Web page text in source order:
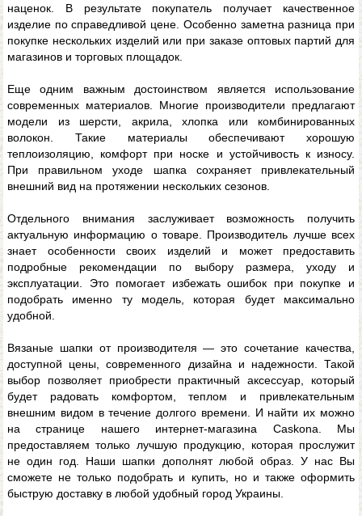
наценок. В результате покупатель получает качественное
изделие по справедливой цене. Особенно заметна разница при
покупке нескольких изделий или при заказе оптовых партий для
магазинов и торговых площадок.
Еще одним важным достоинством является использование
современных материалов. Многие производители предлагают
модели из шерсти, акрила, хлопка или комбинированных
волокон. Такие материалы обеспечивают хорошую
теплоизоляцию, комфорт при носке и устойчивость к износу.
При правильном уходе шапка сохраняет привлекательный
внешний вид на протяжении нескольких сезонов.
Отдельного внимания заслуживает возможность получить
актуальную информацию о товаре. Производитель лучше всех
знает особенности своих изделий и может предоставить
подробные рекомендации по выбору размера, уходу и
эксплуатации. Это помогает избежать ошибок при покупке и
подобрать именно ту модель, которая будет максимально
удобной.
Вязаные шапки от производителя — это сочетание качества,
доступной цены, современного дизайна и надежности. Такой
выбор позволяет приобрести практичный аксессуар, который
будет радовать комфортом, теплом и привлекательным
внешним видом в течение долгого времени. И найти их можно
на странице нашего интернет-магазина Caskona. Мы
предоставляем только лучшую продукцию, которая прослужит
не один год. Наши шапки дополнят любой образ. У нас Вы
сможете не только подобрать и купить, но и также оформить
быструю доставку в любой удобный город Украины.